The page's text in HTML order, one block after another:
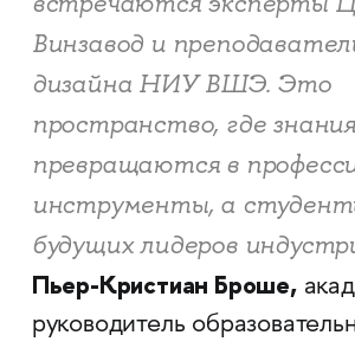
Винзавод и
дизайна НИУ ВШЭ. Это
пространство, где знания
превращаются в
инструменты, а
будущих лидеров
Пьер-Кристиан Броше,
руководитель